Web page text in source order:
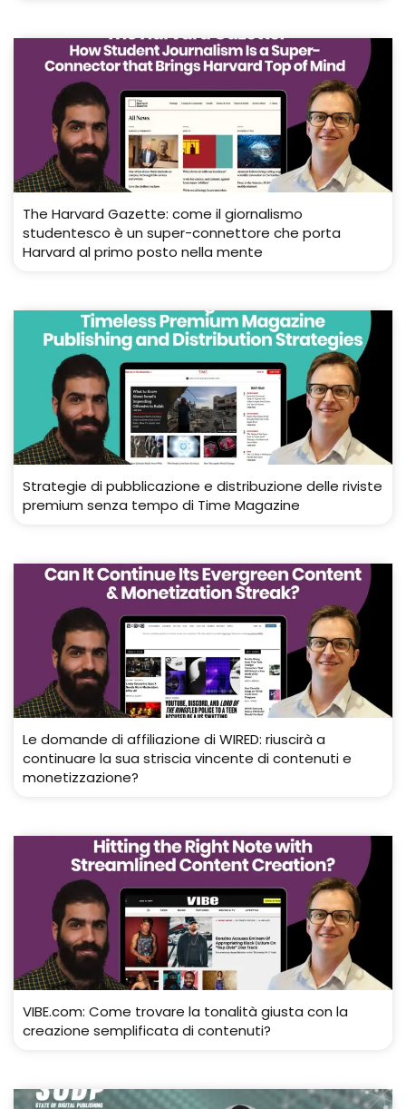
The Harvard Gazette: come il giornalismo
studentesco è un super-connettore che porta
Harvard al primo posto nella mente
Strategie di pubblicazione e distribuzione delle riviste
premium senza tempo di Time Magazine
Le domande di affiliazione di WIRED: riuscirà a
continuare la sua striscia vincente di contenuti e
monetizzazione?
VIBE.com: Come trovare la tonalità giusta con la
creazione semplificata di contenuti?